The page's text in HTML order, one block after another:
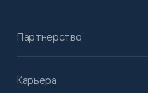
Партнерство
Карьера